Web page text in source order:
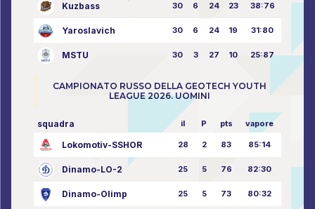
Kuzbass 30 6 24 23 38:76
Yaroslavich 30 6 24 19 31:80
MSTU 30 3 27 10 25:87
CAMPIONATO RUSSO DELLA GEOTECH YOUTH
LEAGUE 2026. UOMINI
squadra il P pts vapore
Lokomotiv-SSHOR 28 2 83 85:14
Dinamo-LO-2 25 5 76 82:30
Dinamo-Olimp 25 5 73 80:32